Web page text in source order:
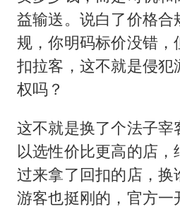
益输送。说白了价格合
规，你明码标价没错，
扣拉客，这不就是侵犯
权吗？
这不就是换了个法子宰
以选性价比更高的店
过来拿了回扣的店，换
游客也挺刚的，官方